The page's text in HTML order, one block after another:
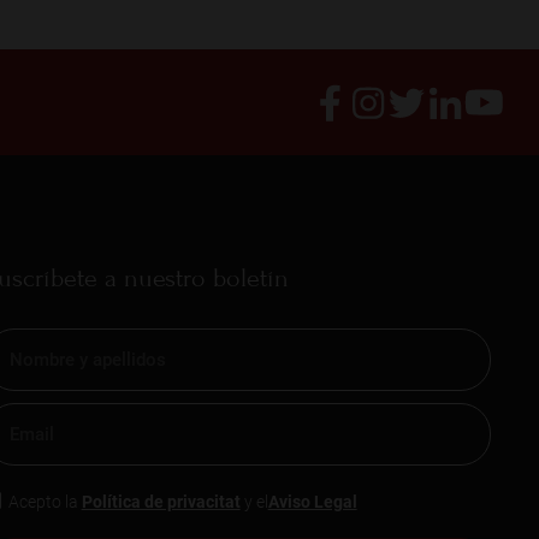
a nuestro boletín
Acepto la Política de privacitat y el Aviso Legal